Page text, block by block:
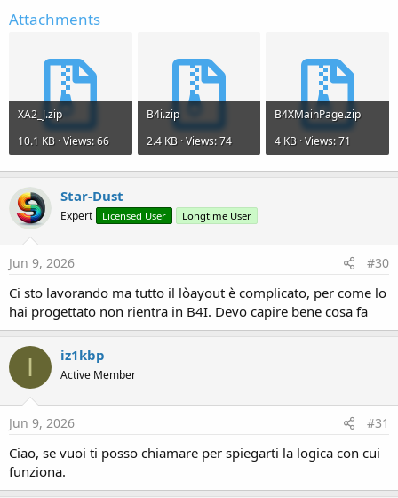
Attachments
XA2_J.zip
10.1 KB · Views: 66
B4i.zip
2.4 KB · Views: 74
B4XMainPage.zip
4 KB · Views: 71
Star-Dust
Expert Licensed User Longtime User
Jun 9, 2026 #30
Ci sto lavorando ma tutto il lòayout è complicato, per come lo
hai progettato non rientra in B4I. Devo capire bene cosa fa
I iz1kbp
Active Member
Jun 9, 2026 #31
Ciao, se vuoi ti posso chiamare per spiegarti la logica con cui
funziona.